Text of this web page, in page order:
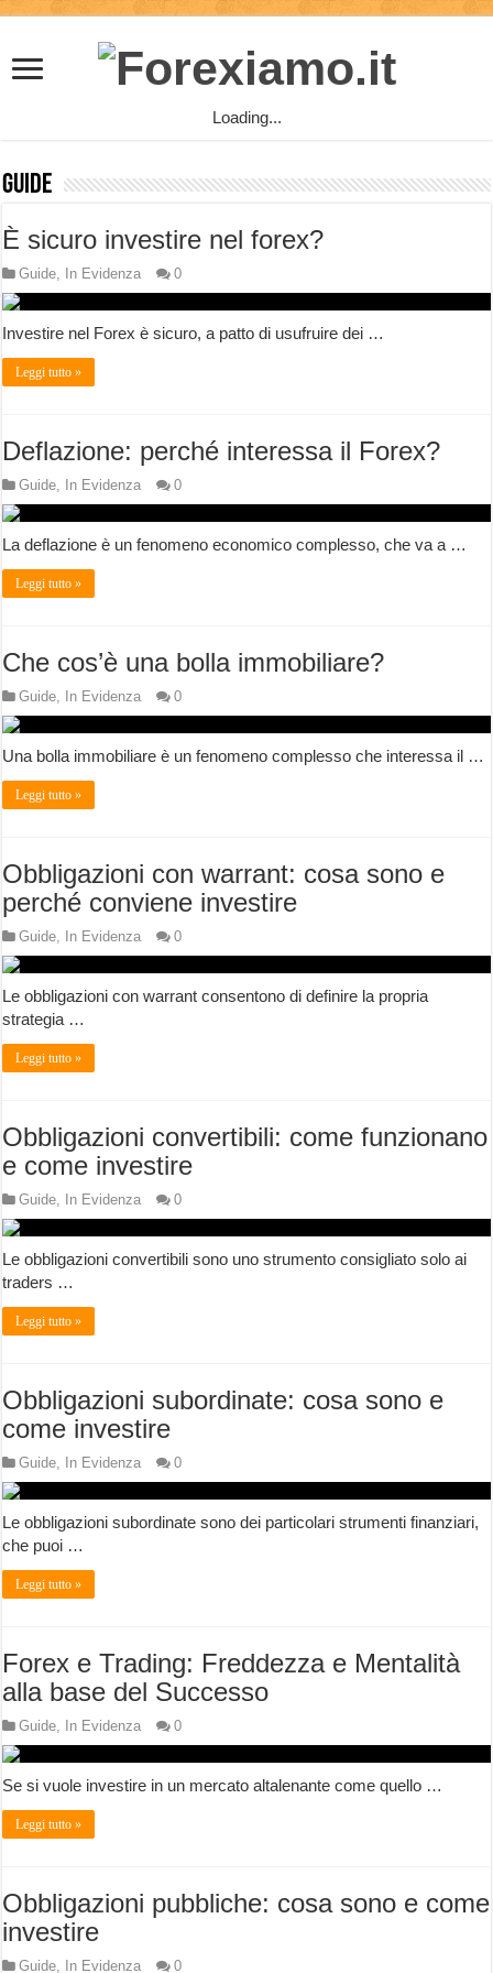
Loading...
Guide
È sicuro investire nel forex?
Guide, In Evidenza 0
Investire nel Forex è sicuro, a patto di usufruire dei …
Leggi tutto »
Deflazione: perché interessa il Forex?
Guide, In Evidenza 0
La deflazione è un fenomeno economico complesso, che va a …
Leggi tutto »
Che cos’è una bolla immobiliare?
Guide, In Evidenza 0
Una bolla immobiliare è un fenomeno complesso che interessa il …
Leggi tutto »
Obbligazioni con warrant: cosa sono e
perché conviene investire
Guide, In Evidenza 0
Le obbligazioni con warrant consentono di definire la propria
strategia …
Leggi tutto »
Obbligazioni convertibili: come funzionano
e come investire
Guide, In Evidenza 0
Le obbligazioni convertibili sono uno strumento consigliato solo ai
traders …
Leggi tutto »
Obbligazioni subordinate: cosa sono e
come investire
Guide, In Evidenza 0
Le obbligazioni subordinate sono dei particolari strumenti finanziari,
che puoi …
Leggi tutto »
Forex e Trading: Freddezza e Mentalità
alla base del Successo
Guide, In Evidenza 0
Se si vuole investire in un mercato altalenante come quello …
Leggi tutto »
Obbligazioni pubbliche: cosa sono e come
investire
Guide, In Evidenza 0